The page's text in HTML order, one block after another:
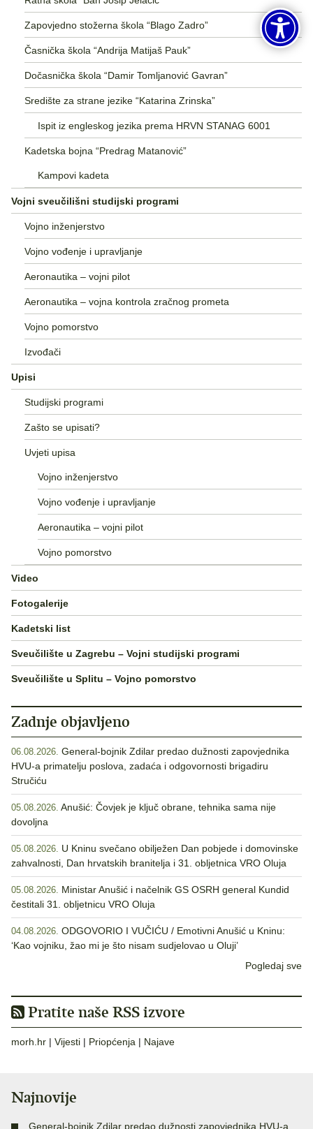
Zapovjedno stožerna škola “Blago Zadro”
Časnička škola “Andrija Matijaš Pauk”
Dočasnička škola “Damir Tomljanović Gavran”
Središte za strane jezike “Katarina Zrinska”
Ispit iz engleskog jezika prema HRVN STANAG 6001
Kadetska bojna “Predrag Matanović”
Kampovi kadeta
Vojni sveučilišni studijski programi
Vojno inženjerstvo
Vojno vođenje i upravljanje
Aeronautika – vojni pilot
Aeronautika – vojna kontrola zračnog prometa
Vojno pomorstvo
Izvođači
Upisi
Studijski programi
Zašto se upisati?
Uvjeti upisa
Vojno inženjerstvo
Vojno vođenje i upravljanje
Aeronautika – vojni pilot
Vojno pomorstvo
Video
Fotogalerije
Kadetski list
Sveučilište u Zagrebu – Vojni studijski programi
Sveučilište u Splitu – Vojno pomorstvo
Zadnje objavljeno
06.08.2026. General-bojnik Zdilar predao dužnosti zapovjednika
HVU-a primatelju poslova, zadaća i odgovornosti brigadiru
Stručiću
05.08.2026. Anušić: Čovjek je ključ obrane, tehnika sama nije
dovoljna
05.08.2026. U Kninu svečano obilježen Dan pobjede i domovinske
zahvalnosti, Dan hrvatskih branitelja i 31. obljetnica VRO Oluja
05.08.2026. Ministar Anušić i načelnik GS OSRH general Kundid
čestitali 31. obljetnicu VRO Oluja
04.08.2026. ODGOVORIO I VUČIĆU / Emotivni Anušić u Kninu:
‘Kao vojniku, žao mi je što nisam sudjelovao u Oluji’
Pogledaj sve
Pratite naše RSS izvore
morh.hr | Vijesti | Priopćenja | Najave
Najnovije
General-bojnik Zdilar predao dužnosti zapovjednika HVU-a